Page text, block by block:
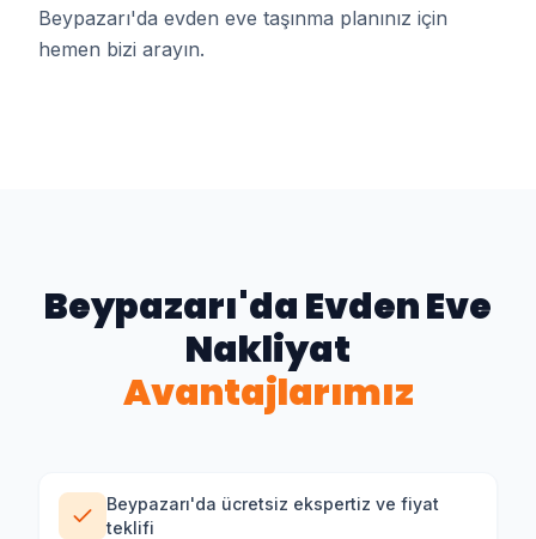
Beypazarı'da evden eve taşınma planınız için
hemen bizi arayın.
Beypazarı'daEvden Eve
Nakliyat
Avantajlarımız
Beypazarı'da ücretsiz ekspertiz ve fiyat
teklifi